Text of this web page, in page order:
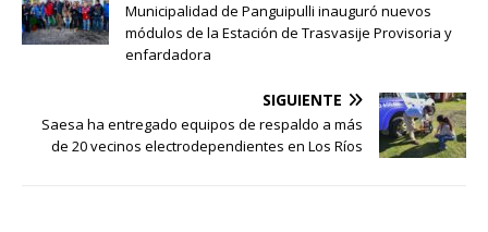
Municipalidad de Panguipulli inauguró nuevos
módulos de la Estación de Trasvasije Provisoria y
enfardadora
SIGUIENTE
Saesa ha entregado equipos de respaldo a más
de 20 vecinos electrodependientes en Los Ríos